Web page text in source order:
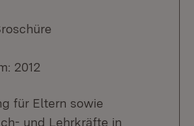
2012
für Eltern sowie
und Lehrkräfte in